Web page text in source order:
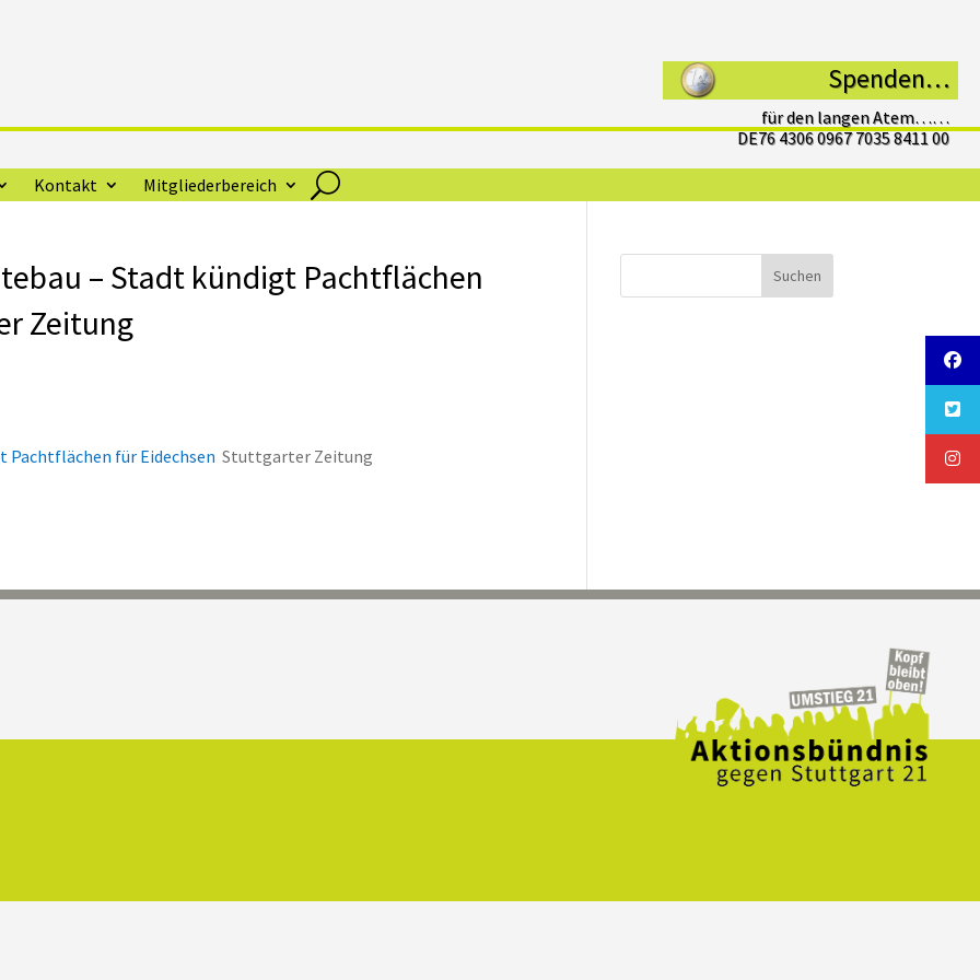
Spenden…
für den langen Atem……
DE76 4306 0967 7035 8411 00
Kontakt Mitgliederbereich
– Stadt kündigt Pachtflächen
Zeitung
Pachtflächen für Eidechsen Stuttgarter Zeitung
Suchen